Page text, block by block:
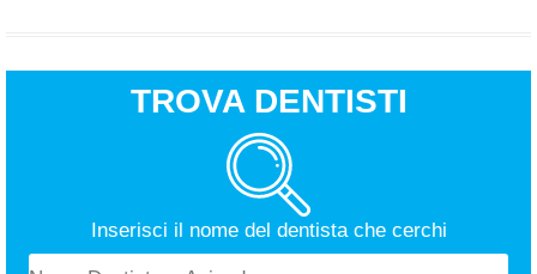
TROVA DENTISTI
Inserisci il nome del dentista che cerchi